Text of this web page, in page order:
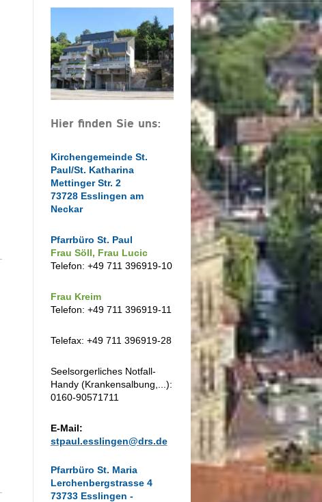
Hier finden Sie uns:
Kirchengemeinde St.
Paul/St. Katharina
Mettinger Str. 2
73728 Esslingen am
Neckar
Pfarrbüro St. Paul
Frau Söll, Frau Lucic
Telefon: +49 711 396919-10
Frau Kreim
Telefon: +49 711 396919-11
Telefax: +49 711 396919-28
Seelsorgerliches Notfall-
Handy (Krankensalbung,...):
0160-90571711
E-Mail:
stpaul.esslingen@drs.de
Pfarrbüro St. Maria
Lerchenbergstrasse 4
73733 Esslingen -